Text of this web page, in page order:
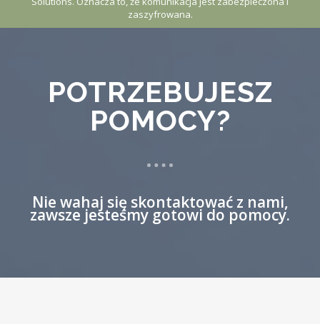
zaszyfrowana.
POTRZEBUJESZ
POMOCY?
Nie wahaj się skontaktować z nami,
zawsze jesteśmy gotowi do pomocy.